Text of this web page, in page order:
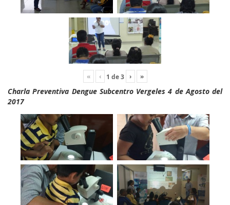
« ‹ 1 de3 › »
Charla Preventiva Dengue Subcentro Vergeles 4 de Agosto del
2017